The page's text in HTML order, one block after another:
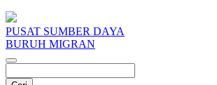
PUSAT SUMBER DAYA
BURUH MIGRAN